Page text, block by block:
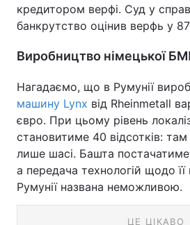
кредитором верфі. Суд у
банкрутство оцінив верфь у
Виробництво німецької
Нагадаємо, що в Румунії
машину Lynx від Rheinmetall
євро. При цьому рівень
становитиме 40 відсотків:
лише шасі. Башта
а передача технологій щодо
Румунії названа неможливою.